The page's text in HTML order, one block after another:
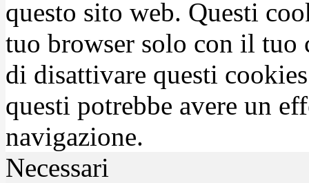
questo sito web. Questi
tuo browser solo con il tuo
di disattivare questi
questi potrebbe avere un
navigazione.
Necessari